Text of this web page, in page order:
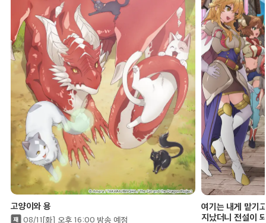
25:30 그로우 업 쇼 -해바라기 서커스단-
에피소드 6
26:00
길드의 접수원인데, 야근이 싫어서 보스를 혼자
토벌하려고 합니다
에피소드 9
26:30
길드의 접수원인데, 야근이 싫어서 보스를 혼자
고양이와 용
08/11[화] 오후 16:00 방송 예정
여기는 내게 맡기
지났더니 전설이